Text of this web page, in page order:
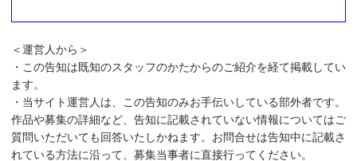
＜運営人から＞
・この告知は既知のスタッフのかたからのご紹介を経て掲載してい
ます。
・当サイト運営人は、この告知のみお手伝いしている部外者です。
作品や募集の詳細など、告知に記載されていない情報についてはご
質問いただいても回答いたしかねます。お問合せは告知中に記載さ
れている方法に沿って、募集当事者に直接行ってください。